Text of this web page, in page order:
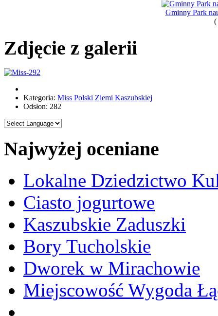
Gminny Park
(
Zdjęcie z galerii
Kategoria: Miss Polski Ziemi Kaszubskiej
Odsłon: 282
Najwyżej oceniane
Lokalne Dziedzictwo
Ciasto jogurtowe
Kaszubskie Zaduszki
Bory Tucholskie
Dworek w Mirachowie
Miejscowość Wygoda